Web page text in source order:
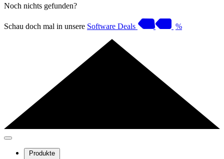
Noch nichts gefunden?
Schau doch mal in unsere Software Deals %
Produkte